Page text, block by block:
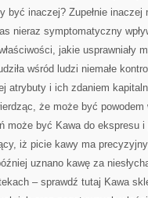
być inaczej? Zupełnie
nieraz symptomatyczny
jakie usprawniały
wśród ludzi niemałe
atrybuty i ich zdaniem
że może być
może być Kawa do ekspresu
iż picie kawy ma
uznano kawę za
– sprawdź tutaj Kawa